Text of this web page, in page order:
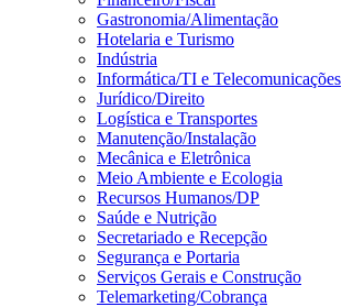
Gastronomia/Alimentação
Hotelaria e Turismo
Indústria
Informática/TI e Telecomunicações
Jurídico/Direito
Logística e Transportes
Manutenção/Instalação
Mecânica e Eletrônica
Meio Ambiente e Ecologia
Recursos Humanos/DP
Saúde e Nutrição
Secretariado e Recepção
Segurança e Portaria
Serviços Gerais e Construção
Telemarketing/Cobrança